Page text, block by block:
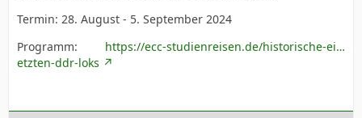
Termin: 28. August - 5. September 2024
Programm: https://ecc-studienreisen.de/historische-ei…
etzten-ddr-loks